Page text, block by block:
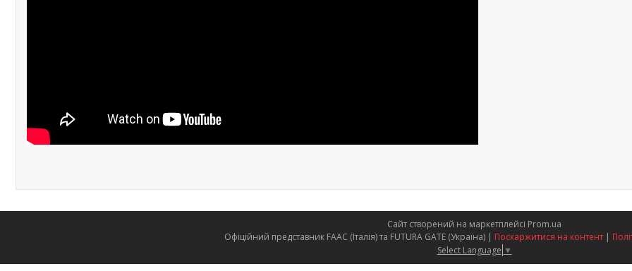
Сайт створений на маркетплейсі Prom.ua
Офіційний представник FAAC (Італія) та FUTURA GATE (Україна) | Поскаржитися на контент |
Select Language ▼